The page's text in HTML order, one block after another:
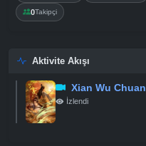
0Takipçi
Aktivite Akışı
Xian Wu Chuan
İzlendi